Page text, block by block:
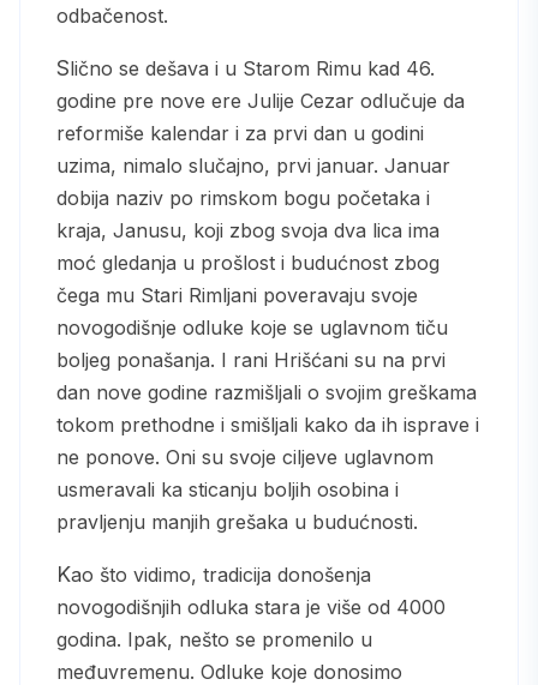
odbačenost.
Slično se dešava i u Starom Rimu kad 46.
godine pre nove ere Julije Cezar odlučuje da
reformiše kalendar i za prvi dan u godini
uzima, nimalo slučajno, prvi januar. Januar
dobija naziv po rimskom bogu početaka i
kraja, Janusu, koji zbog svoja dva lica ima
moć gledanja u prošlost i budućnost zbog
čega mu Stari Rimljani poveravaju svoje
novogodišnje odluke koje se uglavnom tiču
boljeg ponašanja. I rani Hrišćani su na prvi
dan nove godine razmišljali o svojim greškama
tokom prethodne i smišljali kako da ih isprave i
ne ponove. Oni su svoje ciljeve uglavnom
usmeravali ka sticanju boljih osobina i
pravljenju manjih grešaka u budućnosti.
Kao što vidimo, tradicija donošenja
novogodišnjih odluka stara je više od 4000
godina. Ipak, nešto se promenilo u
međuvremenu. Odluke koje donosimo